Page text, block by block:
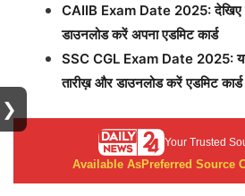
CAIIB Exam Date 2025: देखिए
डाउनलोड करें अपना एडमिट कार्ड
SSC CGL Exam Date 2025:
तारीख़ और डाउनलोड करें एडमिट कार्ड
Your Trusted
Available AsPreferred Source
❯